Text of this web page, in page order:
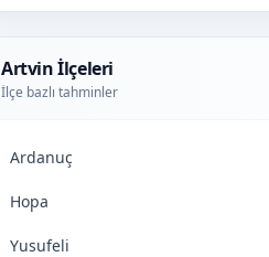
Artvin İlçeleri
İlçe bazlı tahminler
Ardanuç
Hopa
Yusufeli